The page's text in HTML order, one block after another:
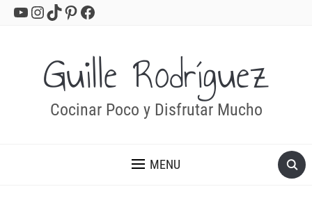
YouTube
Instagram
TikTok
Pinterest
Facebook
Guille Rodríguez
Cocinar Poco y Disfrutar Mucho
MENU